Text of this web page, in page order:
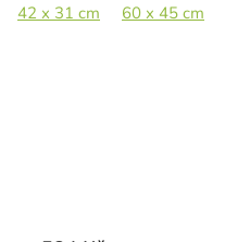
42 x 31 cm 60 x 45 cm